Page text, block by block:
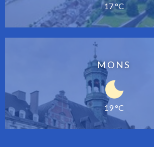
17 °C
MONS
19 °C